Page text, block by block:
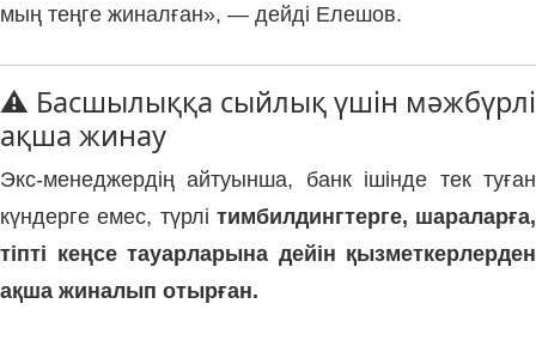
мың теңге жиналған», — дейді Елешов.
⚠️ Басшылыққа сыйлық үшін мәжбүрлі
ақша жинау
Экс-менеджердің айтуынша, банк ішінде тек туған
күндерге емес, түрлі тимбилдингтерге, шараларға,
тіпті кеңсе тауарларына дейін қызметкерлерден
ақша жиналып отырған.